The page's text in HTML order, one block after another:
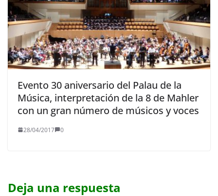
Evento 30 aniversario del Palau de la
Música, interpretación de la 8 de Mahler
con un gran número de músicos y voces
28/04/2017 0
Deja una respuesta